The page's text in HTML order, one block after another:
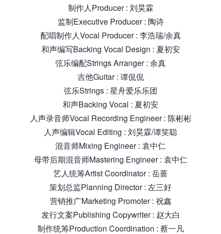
制作人Producer : 刘昊霖
监制Executive Producer : 陶诗
配唱制作人Vocal Producer : 李浩瑞/余真
和声编写Backing Vocal Design : 夏初安
弦乐编配Strings Arranger : 余真
吉他Guitar : 谭侃侃
弦乐Strings : 星舟爱乐乐团
和声Backing Vocal : 夏初安
人声录音师Vocal Recording Engineer : 陈彬彬
人声编辑Vocal Editing : 刘昊霖/谭笑聪
混音师Mixing Engineer : 袁中仁
母带后期混音师Mastering Engineer : 袁中仁
艺人统筹Artist Coordinator : 岳蔷
策划总监Planning Director : 左三好
营销推广Marketing Promoter : 祝鑫
发行文案Publishing Copywriter : 赵大白
制作统筹Production Coordination : 蔡一凡